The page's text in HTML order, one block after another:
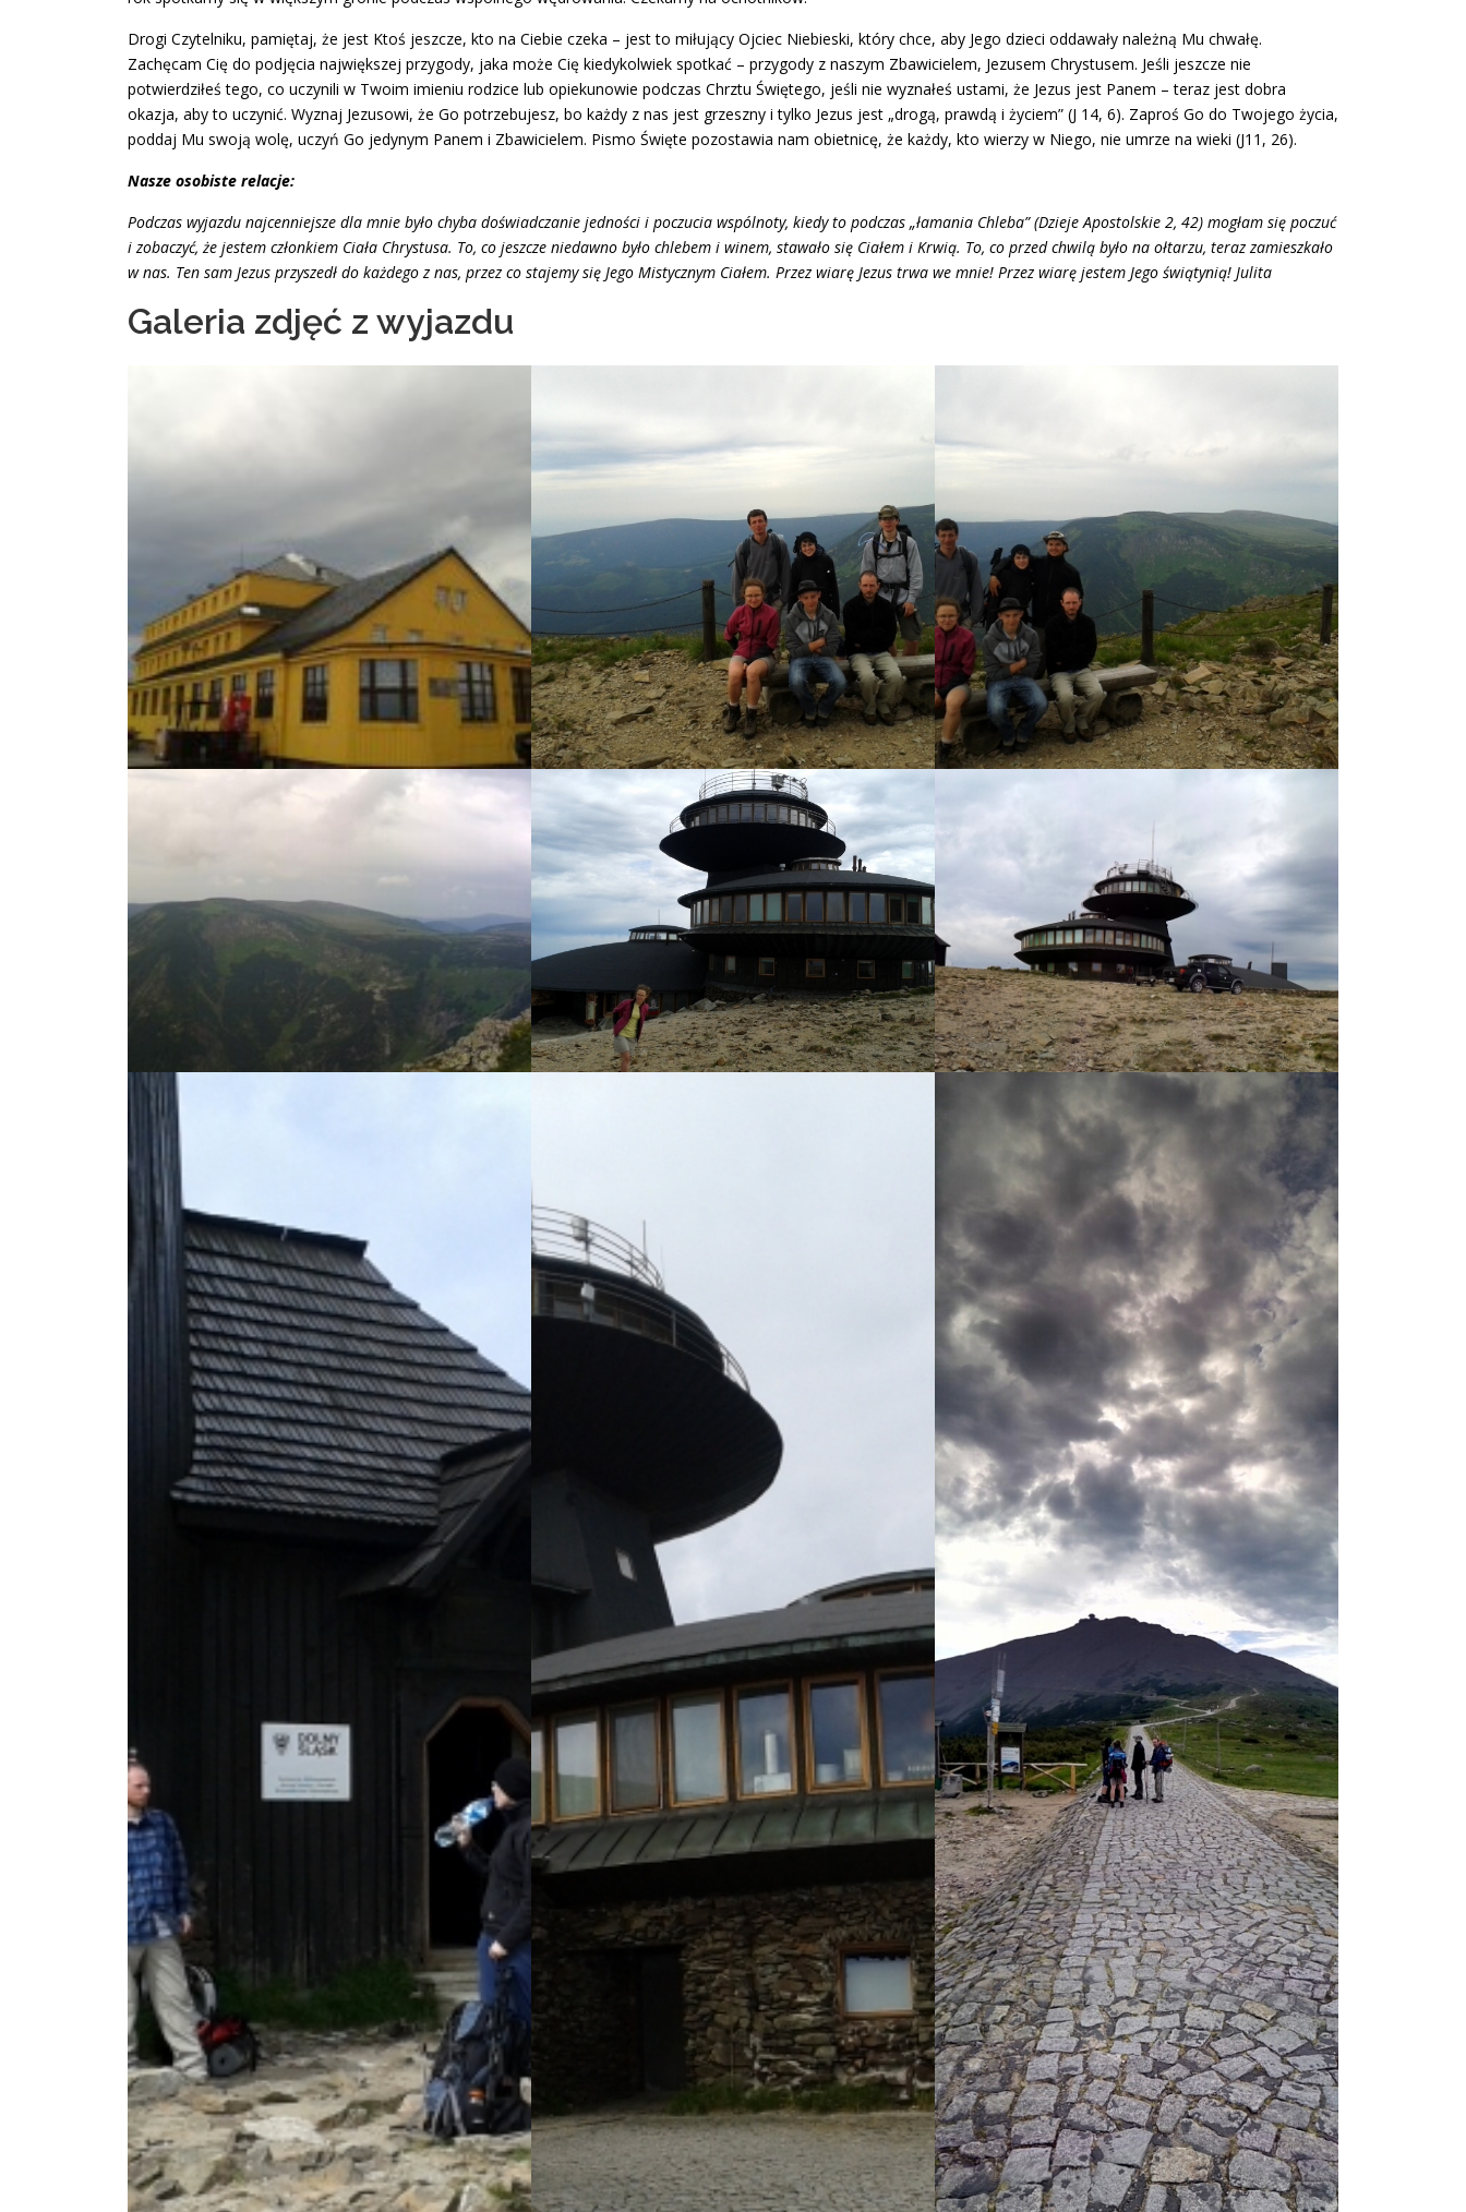
Drogi Czytelniku, pamiętaj, że jest Ktoś jeszcze, kto na Ciebie czeka – jest to miłujący Ojciec Niebieski, który chce, aby Jego dzieci oddawały należną Mu chwałę.
Zachęcam Cię do podjęcia największej przygody, jaka może Cię kiedykolwiek spotkać – przygody z naszym Zbawicielem, Jezusem Chrystusem. Jeśli jeszcze nie
potwierdziłeś tego, co uczynili w Twoim imieniu rodzice lub opiekunowie podczas Chrztu Świętego, jeśli nie wyznałeś ustami, że Jezus jest Panem – teraz jest dobra
okazja, aby to uczynić. Wyznaj Jezusowi, że Go potrzebujesz, bo każdy z nas jest grzeszny i tylko Jezus jest „drogą, prawdą i życiem” (J 14, 6). Zaproś Go do Twojego życia,
poddaj Mu swoją wolę, uczyń Go jedynym Panem i Zbawicielem. Pismo Święte pozostawia nam obietnicę, że każdy, kto wierzy w Niego, nie umrze na wieki (J11, 26).
Nasze osobiste relacje:
Podczas wyjazdu najcenniejsze dla mnie było chyba doświadczanie jedności i poczucia wspólnoty, kiedy to podczas „łamania Chleba” (Dzieje Apostolskie 2, 42) mogłam się poczuć
i zobaczyć, że jestem członkiem Ciała Chrystusa. To, co jeszcze niedawno było chlebem i winem, stawało się Ciałem i Krwią. To, co przed chwilą było na ołtarzu, teraz zamieszkało
w nas. Ten sam Jezus przyszedł do każdego z nas, przez co stajemy się Jego Mistycznym Ciałem. Przez wiarę Jezus trwa we mnie! Przez wiarę jestem Jego świątynią! Julita
Galeria zdjęć z wyjazdu